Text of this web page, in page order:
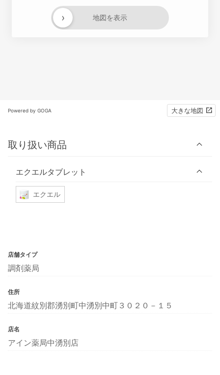
地図を表示
›
Powered by GOGA 大きな地図
取り扱い商品
エクエルタブレット
エクエル
店舗タイプ
調剤薬局
住所
北海道紋別郡湧別町中湧別中町３０２０－１５
店名
アイン薬局中湧別店